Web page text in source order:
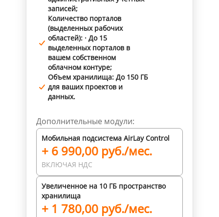
записей;
Количество порталов
(выделенных рабочих
областей): · До 15
выделенных порталов в
вашем собственном
облачном контуре;
Объем хранилища: До 150 ГБ
для ваших проектов и
данных.
Дополнительные модули:
Мобильная подсистема AirLay Control
+ 6 990,00 руб./мес.
ВКЛЮЧАЯ НДС
Увеличенное на 10 ГБ пространство
хранилища
+ 1 780,00 руб./мес.